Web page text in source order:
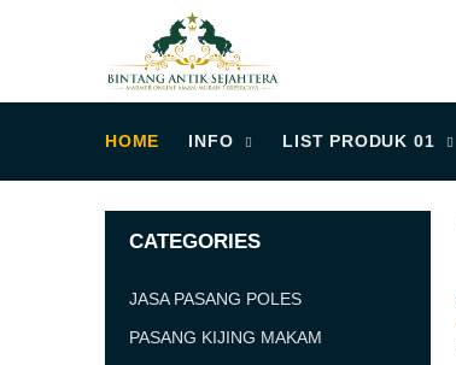
HOME INFO LIST PRODUK 01
CATEGORIES
JASA PASANG POLES
PASANG KIJING MAKAM